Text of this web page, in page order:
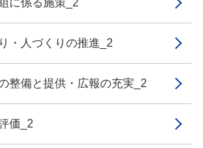
に係る施策_2
・人づくりの推進_2
備と提供・広報の充実_2
価_2